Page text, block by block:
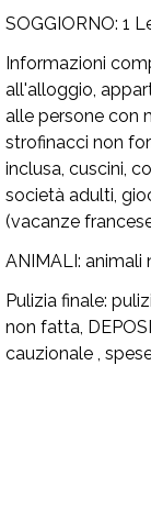
SOGGIORNO: 1
Informazioni
all'alloggio,
alle persone con
strofinacci non
inclusa, cuscini,
società adulti,
(vacanze
ANIMALI: animali
Pulizia finale:
non fatta,
cauzionale ,